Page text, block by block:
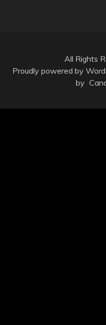
All Rights
Proudly powered by
by